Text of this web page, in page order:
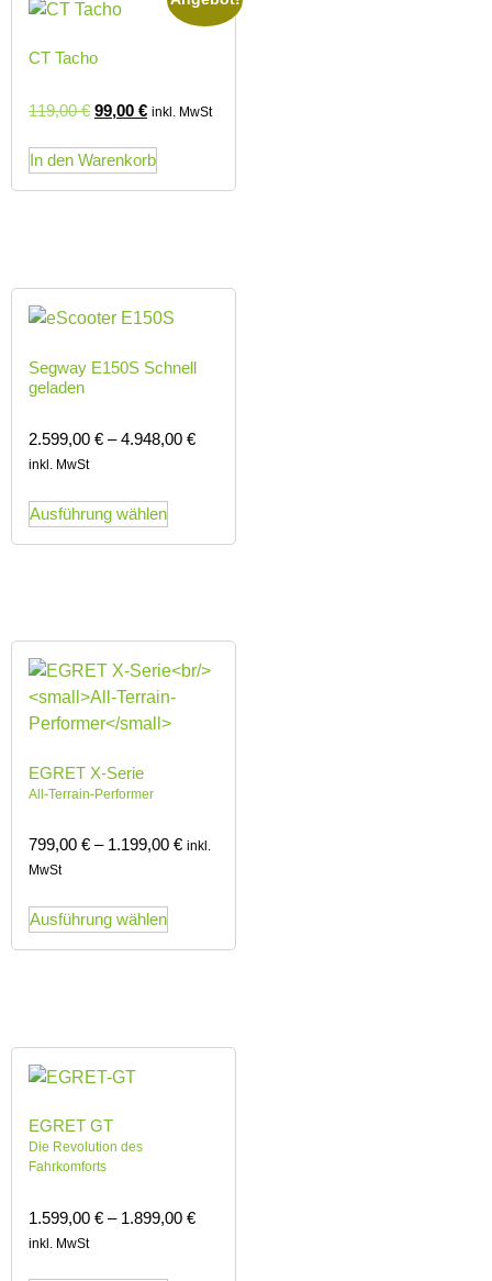
CT Tacho
119,00€ 99,00 € inkl. MwSt
In den Warenkorb
Segway E150S Schnell
geladen
2.599,00 € –4.948,00 €
inkl. MwSt
Ausführung wählen
EGRET X-Serie
All-Terrain-Performer
799,00 € – 1.199,00 € inkl.
MwSt
Ausführung wählen
EGRET GT
Die Revolution des
Fahrkomforts
1.599,00 € – 1.899,00 €
inkl. MwSt